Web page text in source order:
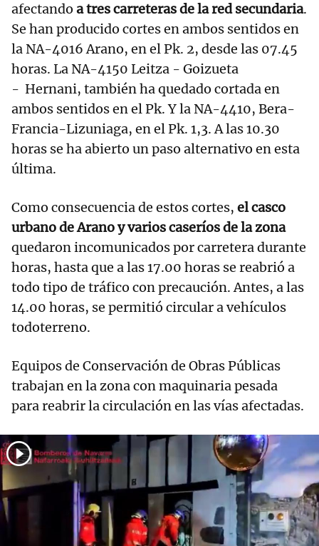
afectando a tres carreteras de la red secundaria.
Se han producido cortes en ambos sentidos en
la NA-4016 Arano, en el Pk. 2, desde las 07.45
horas. La NA-4150 Leitza - Goizueta
- Hernani, también ha quedado cortada en
ambos sentidos en el Pk. Y la NA-4410, Bera-
Francia-Lizuniaga, en el Pk. 1,3. A las 10.30
horas se ha abierto un paso alternativo en esta
última.
Como consecuencia de estos cortes, el casco
urbano de Arano y varios caseríos de la zona
quedaron incomunicados por carretera durante
horas, hasta que a las 17.00 horas se reabrió a
todo tipo de tráfico con precaución. Antes, a las
14.00 horas, se permitió circular a vehículos
todoterreno.
Equipos de Conservación de Obras Públicas
trabajan en la zona con maquinaria pesada
para reabrir la circulación en las vías afectadas.